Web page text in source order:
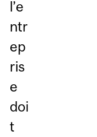
l’e
ntr
ep
ris
e
doi
t